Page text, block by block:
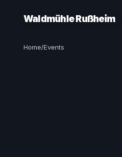
Waldmühle Rußheim
Home/Events